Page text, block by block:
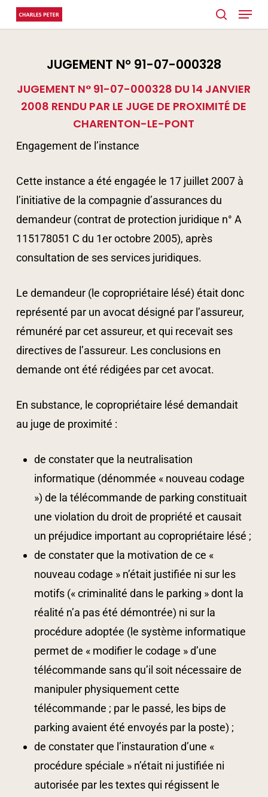
Skip
to
search
Menu
JUGEMENT N° 91-07-000328
JUGEMENT N° 91-07-000328 DU 14 JANVIER
2008 RENDU PAR LE JUGE DE PROXIMITÉ DE
CHARENTON-LE-PONT
Engagement de l’instance
Cette instance a été engagée le 17 juillet 2007 à
l’initiative de la compagnie d’assurances du
demandeur (contrat de protection juridique n° A
115178051 C du 1er octobre 2005), après
consultation de ses services juridiques.
Le demandeur (le copropriétaire lésé) était donc
représenté par un avocat désigné par l’assureur,
rémunéré par cet assureur, et qui recevait ses
directives de l’assureur. Les conclusions en
demande ont été rédigées par cet avocat.
En substance, le copropriétaire lésé demandait
au juge de proximité :
de constater que la neutralisation
informatique (dénommée « nouveau codage
») de la télécommande de parking constituait
une violation du droit de propriété et causait
un préjudice important au copropriétaire lésé ;
de constater que la motivation de ce «
nouveau codage » n’était justifiée ni sur les
motifs (« criminalité dans le parking » dont la
réalité n’a pas été démontrée) ni sur la
procédure adoptée (le système informatique
permet de « modifier le codage » d’une
télécommande sans qu’il soit nécessaire de
manipuler physiquement cette
télécommande ; par le passé, les bips de
parking avaient été envoyés par la poste) ;
de constater que l’instauration d’une «
procédure spéciale » n’était ni justifiée ni
autorisée par les textes qui régissent le